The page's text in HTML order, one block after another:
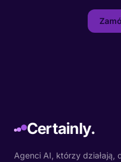
Certainly.
Agenci AI, którzy działają,